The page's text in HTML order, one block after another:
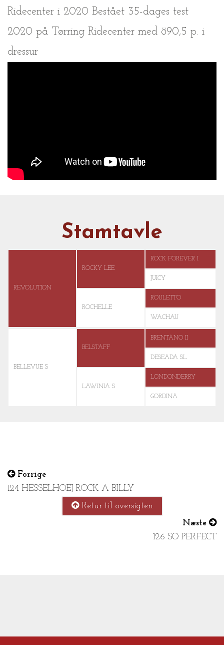
Ridecenter i 2020 Bestået 35-dages test
2020 på Tørring Ridecenter med 890,5 p. i
dressur
Stamtavle
REVOLUTION
ROCKY LEE
ROCK FOREVER I
JUICY
ROCHELLE
ROULETTO
WACHAU
BELLEVUE S
BELSTAFF
BRENTANO II
DESEADA SL
LAWINIA S
LONDONDERRY
GORDINA
Forrige
124 HESSELHOEJ ROCK A BILLY
Retur til oversigten
Næste
126 SO PERFECT